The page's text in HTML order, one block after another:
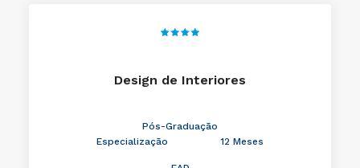
Design de Interiores
Pós-Graduação
Especialização
12 Meses